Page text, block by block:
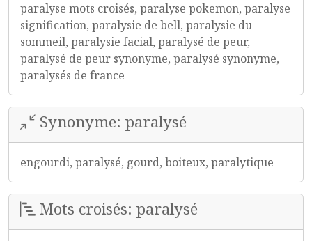
paralyse mots croisés, paralyse pokemon, paralyse
signification, paralysie de bell, paralysie du
sommeil, paralysie facial, paralysé de peur,
paralysé de peur synonyme, paralysé synonyme,
paralysés de france
Synonyme: paralysé
engourdi, paralysé, gourd, boiteux, paralytique
Mots croisés: paralysé